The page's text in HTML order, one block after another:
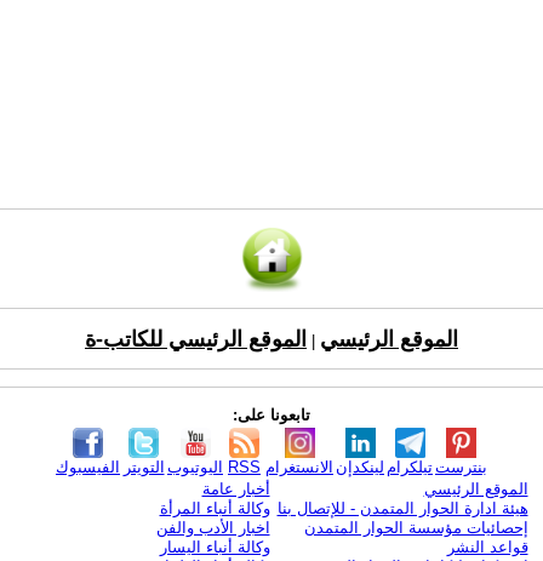
الموقع الرئيسي الموقع الرئيسي للكاتب-ة
تابعونا على:
الفيسبوك التويتر اليوتيوب RSS الانستغرام لينكدإن تيلكرامبنترست
الموقع الرئيسي
هيئة ادارة الحوار المتمدن - للإتصال بنا
إحصائيات مؤسسة الحوار المتمدن
قواعد النشر
أخبار عامة
وكالة أنباء المرأة
اخبار الأدب والفن
وكالة أنباء اليسار